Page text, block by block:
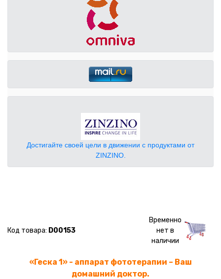
Достигайте своей цели в движении с продуктами от
ZINZINO.
Код товара: D00153
Временно
нет в
наличии
«Геска 1» - аппарат фототерапии – Ваш
домашний доктор.